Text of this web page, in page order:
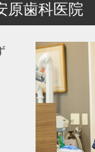
原歯科医院